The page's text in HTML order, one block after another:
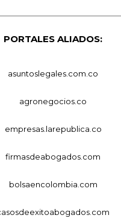
PORTALES ALIADOS:
asuntoslegales.com.co
agronegocios.co
empresas.larepublica.co
firmasdeabogados.com
bolsaencolombia.com